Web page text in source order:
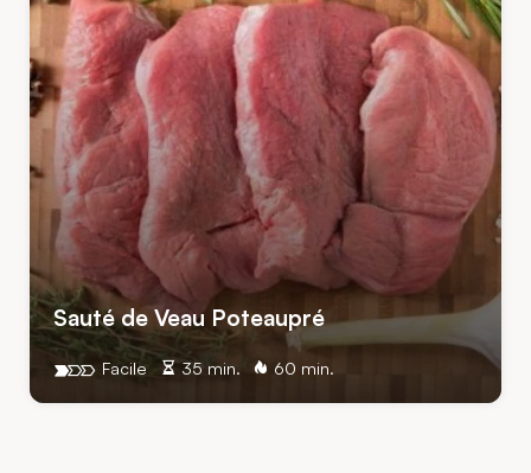
Sauté de Veau Poteaupré
35 min. 60 min.
Facile